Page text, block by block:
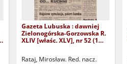
Gazeta Lubuska : dawniej
Zielonogórska-Gorzowska R.
XLIV [właśc. XLV], nr 52 (1
Rataj, Mirosław. Red. nacz.